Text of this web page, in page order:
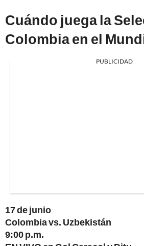
Cuándo juega la
Colombia en el
PUBLICIDAD
17 de junio
Colombia vs. Uzbekistán
9:00 p.m.